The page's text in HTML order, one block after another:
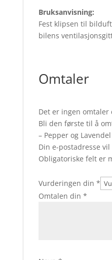
Bruksanvisning:
Fest klipsen til
bilens
Omtaler
Det er ingen omtaler
Bli den første til å
– Pepper og
Din e-postadresse
Obligatoriske felt er
Vurderingen din *
Omtalen din *